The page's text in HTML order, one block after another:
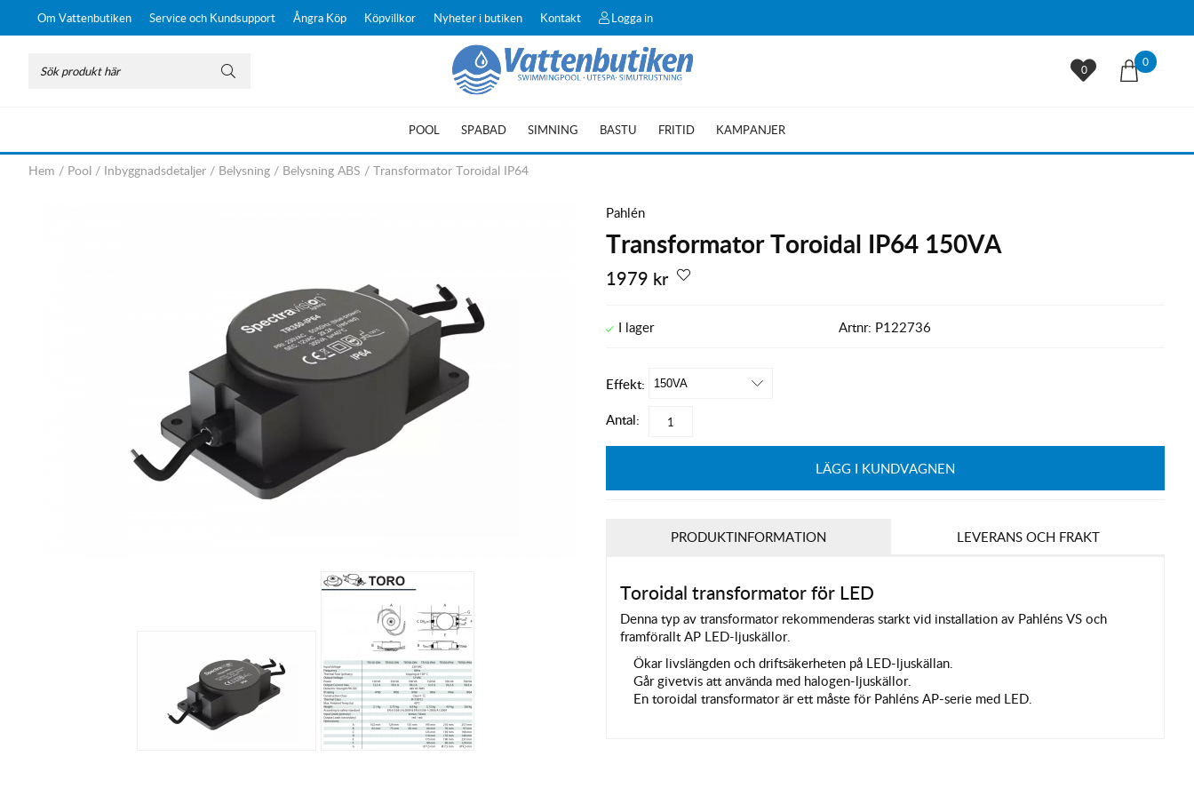
Om Vattenbutiken Service och Kundsupport Ångra Köp Köpvillkor Nyheter i butiken Kontakt Logga in
0
0
POOL SPABAD SIMNING BASTU FRITID KAMPANJER
Hem / Pool / Inbyggnadsdetaljer / Belysning / Belysning ABS / Transformator Toroidal IP64
Pahlén
Transformator Toroidal IP64 150VA
1979 kr
Artnr: P122736
Effekt:
Antal:
LÄGG I KUNDVAGNEN
PRODUKTINFORMATION
Toroidal transformator för LED
Denna typ av transformator rekommenderas starkt vid installation av Pahléns VS och
framförallt AP LED-ljuskällor.
Ökar livslängden och driftsäkerheten på LED-ljuskällan.
Går givetvis att använda med halogen-ljuskällor.
En toroidal transformator är ett måste för Pahléns AP-serie med LED.
LEVERANS OCH FRAKT